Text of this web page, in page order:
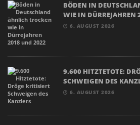
BÖDEN IN
WIE IN
6. AUGUST 2026
9.600 HITZTETOTE:
SCHWEIGEN DES
6. AUGUST 2026